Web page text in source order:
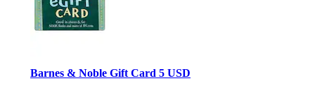
Barnes & Noble Gift Card 5 USD